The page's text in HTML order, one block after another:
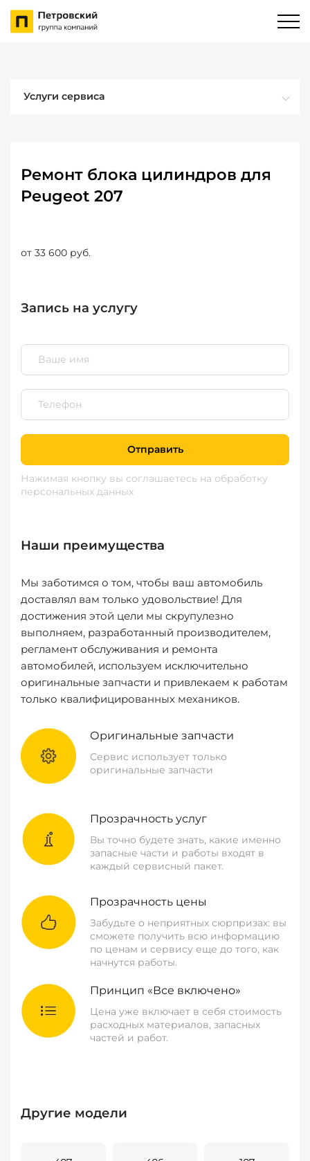
Услуги сервиса
Ремонт блока цилиндров для
Peugeot 207
от 33 600 руб.
Запись на услугу
Отправить
Нажимая кнопку вы соглашаетесь на обработку
персональных данных
Наши преимущества
Мы заботимся о том, чтобы ваш автомобиль
доставлял вам только удовольствие! Для
достижения этой цели мы скрупулезно
выполняем, разработанный производителем,
регламент обслуживания и ремонта
автомобилей, используем исключительно
оригинальные запчасти и привлекаем к работам
только квалифицированных механиков.
Оригинальные запчасти
Сервис использует только
оригинальные запчасти
Прозрачность услуг
Вы точно будете знать, какие именно
запасные части и работы входят в
каждый сервисный пакет.
Прозрачность цены
Забудьте о неприятных сюрпризах: вы
сможете получить всю информацию
по ценам и сервису еще до того, как
начнутся работы.
Принцип «Все включено»
Цена уже включает в себя стоимость
расходных материалов, запасных
частей и работ.
Другие модели